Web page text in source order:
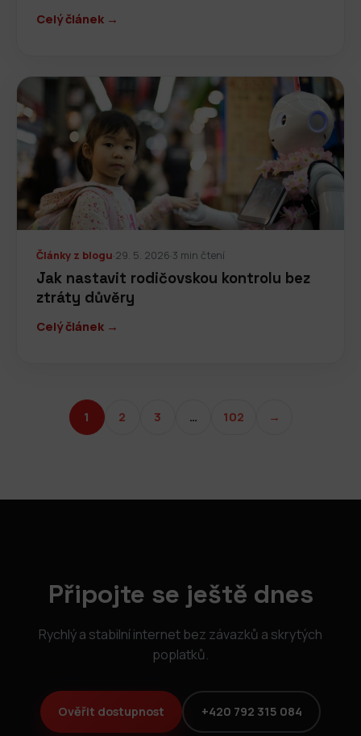
Celý článek →
Články z blogu·29. 5. 2026·3 min čtení
Jak nastavit rodičovskou kontrolu bez
ztráty důvěry
Celý článek →
1 2 3 … 102 →
Připojte se ještě dnes
Rychlý a stabilní internet bez závazků a skrytých
poplatků.
Ověřit dostupnost +420 792 315 084